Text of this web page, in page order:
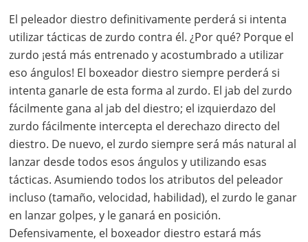
El peleador diestro definitivamente perderá si intenta
utilizar tácticas de zurdo contra él. ¿Por qué? Porque el
zurdo ¡está más entrenado y acostumbrado a utilizar
eso ángulos! El boxeador diestro siempre perderá si
intenta ganarle de esta forma al zurdo. El jab del zurdo
fácilmente gana al jab del diestro; el izquierdazo del
zurdo fácilmente intercepta el derechazo directo del
diestro. De nuevo, el zurdo siempre será más natural al
lanzar desde todos esos ángulos y utilizando esas
tácticas. Asumiendo todos los atributos del peleador
incluso (tamaño, velocidad, habilidad), el zurdo le ganar
en lanzar golpes, y le ganará en posición.
Defensivamente, el boxeador diestro estará más